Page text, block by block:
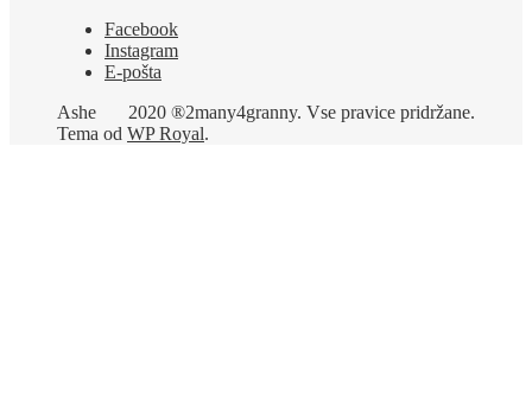
Facebook
Instagram
E-pošta
2020 ®2many4granny. Vse pravice pridržane.
Ashe
Tema od WP Royal.